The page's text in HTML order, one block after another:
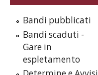
Bandi pubblicati
Bandi scaduti -
Gare in
espletamento